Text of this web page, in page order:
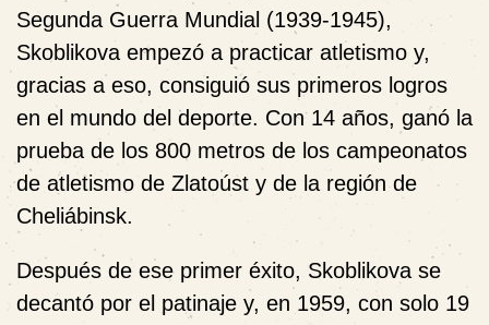
Segunda Guerra Mundial (1939-1945),
Skoblikova empezó a practicar atletismo y,
gracias a eso, consiguió sus primeros logros
en el mundo del deporte. Con 14 años, ganó la
prueba de los 800 metros de los campeonatos
de atletismo de Zlatoúst y de la región de
Cheliábinsk.
Después de ese primer éxito, Skoblikova se
decantó por el patinaje y, en 1959, con solo 19